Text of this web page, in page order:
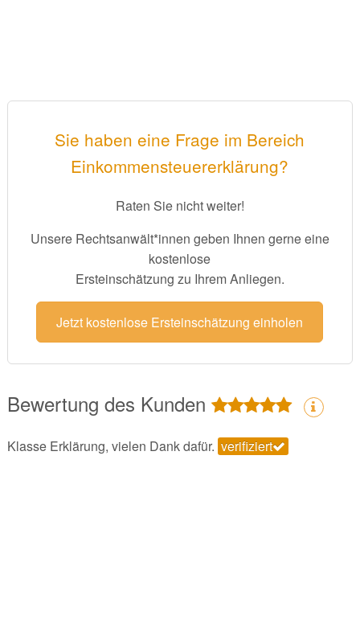
Sie haben eine Frage im Bereich
Einkommensteuererklärung?
Raten Sie nicht weiter!
Unsere Rechtsanwält*innen geben Ihnen gerne eine
kostenlose
Ersteinschätzung zu Ihrem Anliegen.
Jetzt kostenlose Ersteinschätzung einholen
Bewertung des Kunden
Klasse Erklärung, vielen Dank dafür. verifiziert